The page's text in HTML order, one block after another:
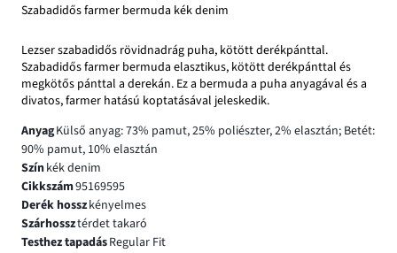
Szabadidős farmer bermuda kék denim
Lezser szabadidős rövidnadrág puha, kötött derékpánttal.
Szabadidős farmer bermuda elasztikus, kötött derékpánttal és
megkötős pánttal a derekán. Ez a bermuda a puha anyagával és a
divatos, farmer hatású koptatásával jeleskedik.
AnyagKülső anyag: 73% pamut, 25% poliészter, 2% elasztán; Betét:
90% pamut, 10% elasztán
Színkék denim
Cikkszám95169595
Derék hosszkényelmes
Szárhossztérdet takaró
Testhez tapadásRegular Fit